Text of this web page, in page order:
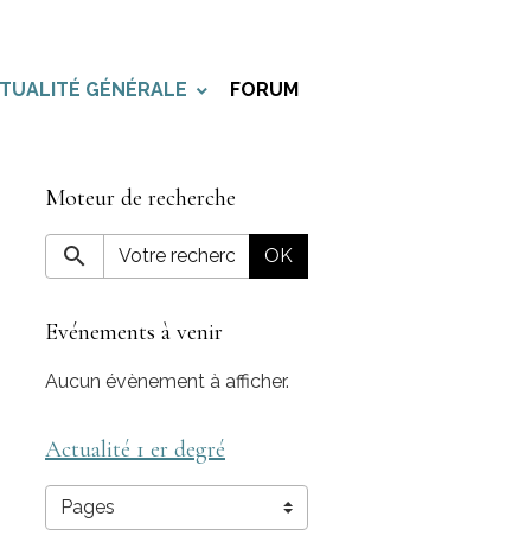
GÉNÉRALE FORUM
Moteur de recherche
OK
Evénements à venir
Aucun évènement à afficher.
Actualité 1 er degré